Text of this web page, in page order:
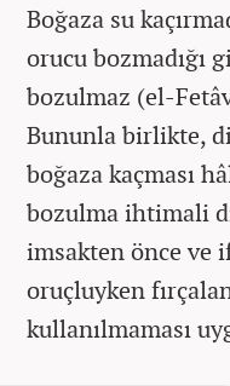
Boğaza su
orucu bozmadığı
bozulmaz (el-
Bununla birlikte,
boğaza kaçması
bozulma ihtimali
imsakten önce ve
oruçluyken
kullanılmaması